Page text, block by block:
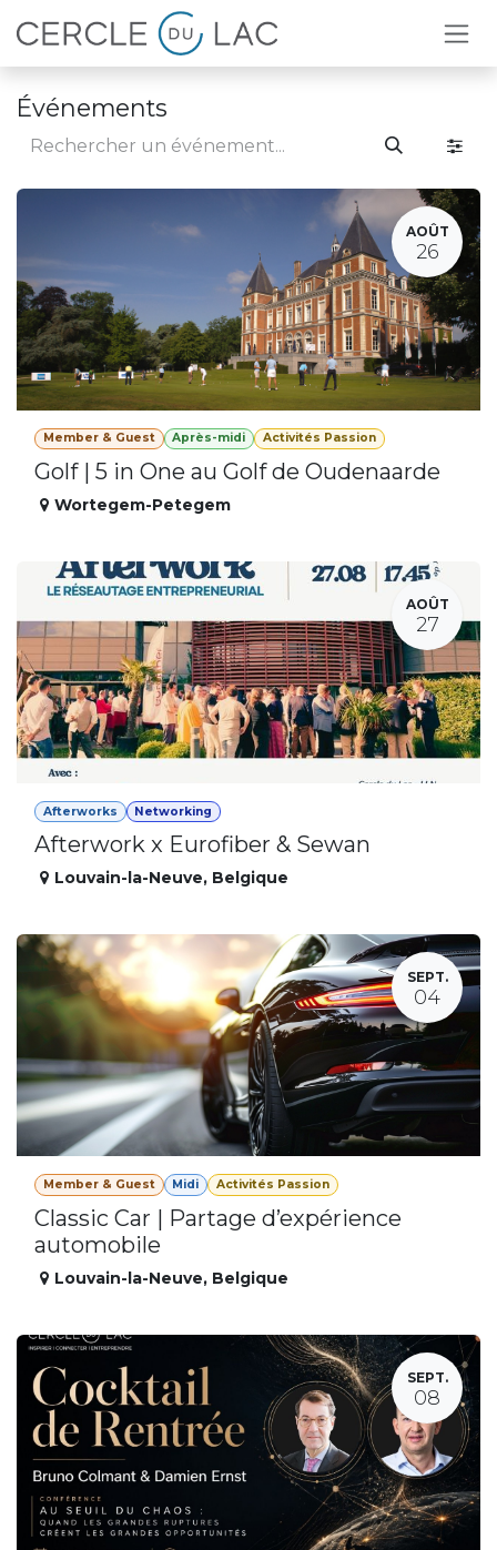
Se rendre au contenu
Événements
AOÛT
26
Member & Guest Après-midi Activités Passion
Golf | 5 in One au Golf de Oudenaarde
Wortegem-Petegem
AOÛT
27
Afterworks Networking
Afterwork x Eurofiber & Sewan
Louvain-la-Neuve, Belgique
SEPT.
04
Member & Guest Midi Activités Passion
Classic Car | Partage d’expérience
automobile
Louvain-la-Neuve, Belgique
SEPT.
08